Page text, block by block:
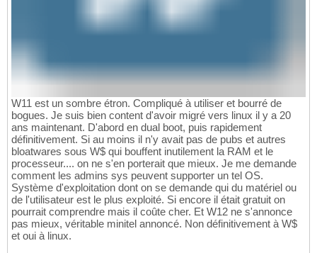
W11 est un sombre étron. Compliqué à utiliser et bourré de
bogues. Je suis bien content d'avoir migré vers linux il y a 20
ans maintenant. D'abord en dual boot, puis rapidement
définitivement. Si au moins il n'y avait pas de pubs et autres
bloatwares sous W$ qui bouffent inutilement la RAM et le
processeur.... on ne s'en porterait que mieux. Je me demande
comment les admins sys peuvent supporter un tel OS.
Système d'exploitation dont on se demande qui du matériel ou
de l'utilisateur est le plus exploité. Si encore il était gratuit on
pourrait comprendre mais il coûte cher. Et W12 ne s'annonce
pas mieux, véritable minitel annoncé. Non définitivement à W$
et oui à linux.